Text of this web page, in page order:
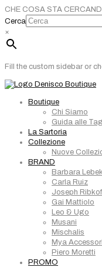
CHE COSA STA
Cerca
×
Fill the custom sidebar or
Boutique
Chi Siamo
Guida alle
La Sartoria
Collezione
Nuove
BRAND
Barbara Lebek
Carla Ruiz
Joseph
Gai Mattiolo
Leo & Ugo
Musani
Mischalis
Mya Accessori
Piero Moretti
PROMO